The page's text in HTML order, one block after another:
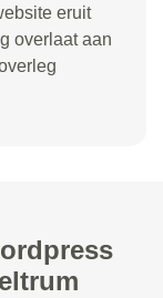
eruit
overlaat aan